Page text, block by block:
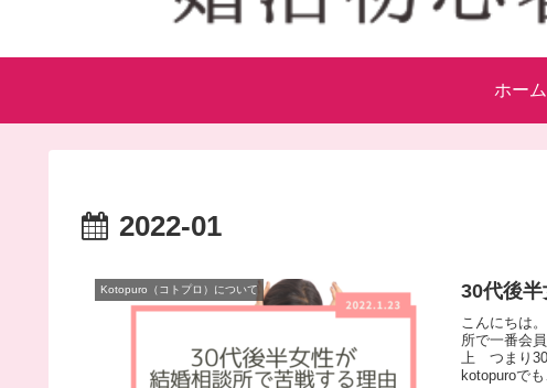
ホー
2022-01
Kotopuro（コトプロ）について 30代後
こんにちは
所で一番会
上 つまり30
kotopuroで